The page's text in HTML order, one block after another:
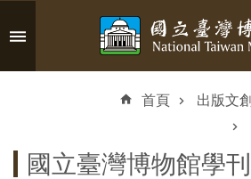
跳到主要內容區塊
首頁 出版文創
國立臺灣博物館學刊